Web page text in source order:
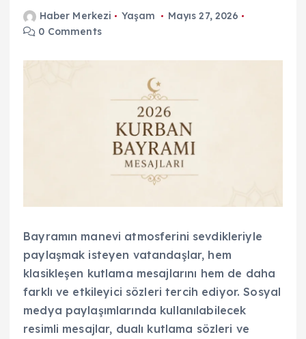
Haber Merkezi Yaşam
Mayıs 27, 2026
0 Comments
Bayramın manevi atmosferini sevdikleriyle
paylaşmak isteyen vatandaşlar, hem
klasikleşen kutlama mesajlarını hem de daha
farklı ve etkileyici sözleri tercih ediyor. Sosyal
medya paylaşımlarında kullanılabilecek
resimli mesajlar, dualı kutlama sözleri ve